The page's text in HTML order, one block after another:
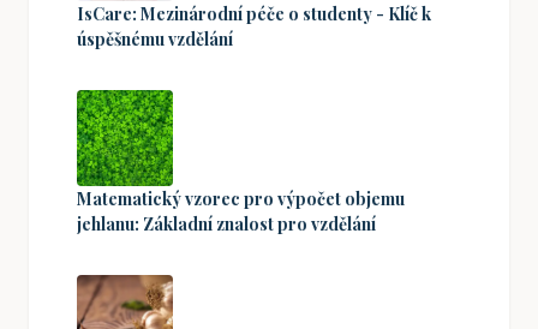
IsCare: Mezinárodní péče o studenty - Klíč k
úspěšnému vzdělání
Matematický vzorec pro výpočet objemu
jehlanu: Základní znalost pro vzdělání